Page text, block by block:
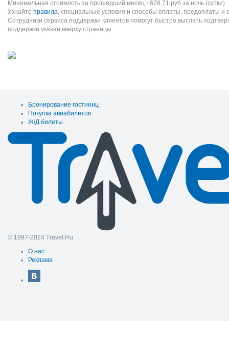
Минимальная стоимость за прошедший месяц - 628,71 руб за ночь (сутки)
Узнайте правила, специальные условия и способы оплаты, предоплаты и
Сотрудники сервиса поддержки клиентов помогут быстро выслать
поддержки указан вверху страницы.
Бронирование гостиниц
Покупка авиабилетов
Ж/Д билеты
© 1997-2024 Travel.Ru
О нас
Реклама